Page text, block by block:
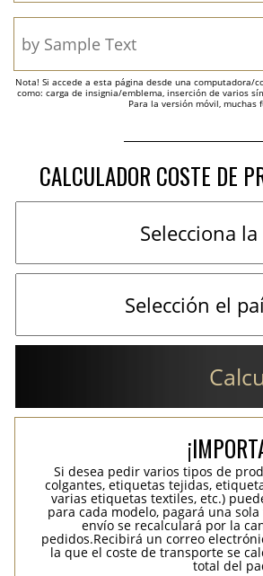
Nota! Si accede a esta página desde una
como: carga de insignia/emblema, inserción de varios
Para la versión móvil, muchas
CALCULADOR COSTE DE
Si desea pedir varios tipos de
colgantes, etiquetas tejidas,
varias etiquetas textiles, etc.)
para cada modelo, pagará una
envío se recalculará por la
pedidos.Recibirá un correo
la que el coste de transporte se
total del